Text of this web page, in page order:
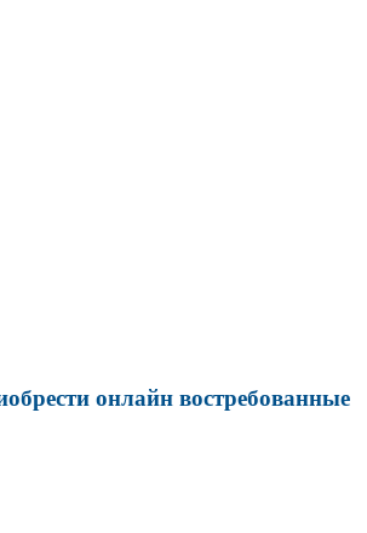
онлайн востребованные